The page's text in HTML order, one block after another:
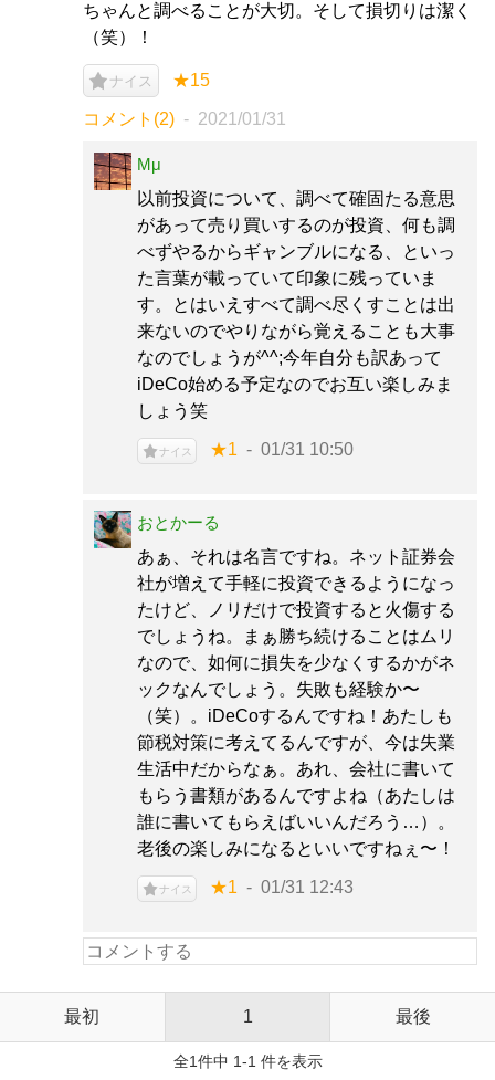
ちゃんと調べることが大切。そして損切りは潔く
（笑）！
ナイス ★15
コメント(2) 2021/01/31
Mμ
以前投資について、調べて確固たる意思
があって売り買いするのが投資、何も調
べずやるからギャンブルになる、といっ
た言葉が載っていて印象に残っていま
す。とはいえすべて調べ尽くすことは出
来ないのでやりながら覚えることも大事
なのでしょうが^^;今年自分も訳あって
iDeCo始める予定なのでお互い楽しみま
しょう笑
ナイス ★1 01/31 10:50
おとかーる
あぁ、それは名言ですね。ネット証券会
社が増えて手軽に投資できるようになっ
たけど、ノリだけで投資すると火傷する
でしょうね。まぁ勝ち続けることはムリ
なので、如何に損失を少なくするかがネ
ックなんでしょう。失敗も経験か〜
（笑）。iDeCoするんですね！あたしも
節税対策に考えてるんですが、今は失業
生活中だからなぁ。あれ、会社に書いて
もらう書類があるんですよね（あたしは
誰に書いてもらえばいいんだろう…）。
老後の楽しみになるといいですねぇ〜！
ナイス ★1 01/31 12:43
最初 1 最後
全1件中 1-1 件を表示